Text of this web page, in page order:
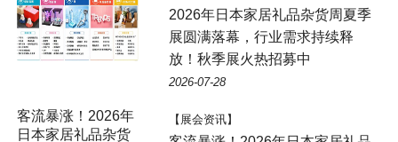
2026年日本家居礼品杂货周夏季
展圆满落幕，行业需求持续释
放！秋季展火热招募中
2026-07-28
客流暴涨！2026年
日本家居礼品杂货
【展会资讯】